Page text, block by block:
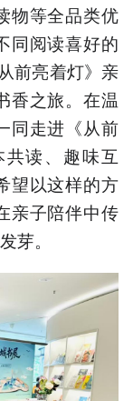
物等全品类优
同阅读喜好的
前亮着灯》亲
香之旅。在温
同走进《从前
读、趣味互
望以这样的方
亲子陪伴中传
芽。